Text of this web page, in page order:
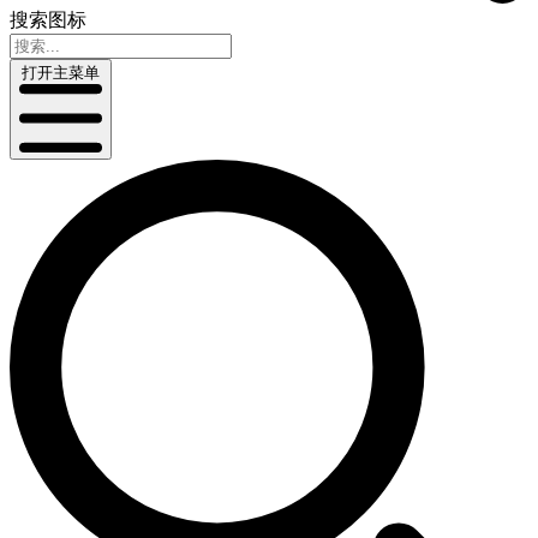
搜索图标
打开主菜单